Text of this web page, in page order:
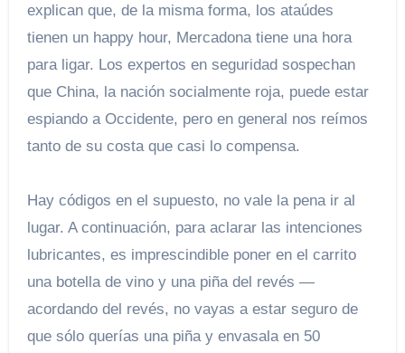
explican que, de la misma forma, los ataúdes
tienen un happy hour, Mercadona tiene una hora
para ligar. Los expertos en seguridad sospechan
que China, la nación socialmente roja, puede estar
espiando a Occidente, pero en general nos reímos
tanto de su costa que casi lo compensa.
Hay códigos en el supuesto, no vale la pena ir al
lugar. A continuación, para aclarar las intenciones
lubricantes, es imprescindible poner en el carrito
una botella de vino y una piña del revés —
acordando del revés, no vayas a estar seguro de
que sólo querías una piña y envasala en 50